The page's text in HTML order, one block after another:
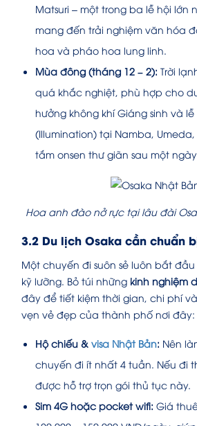
Matsuri – một trong ba lễ hội lớn
mang đến trải nghiệm văn hóa
hoa và pháo hoa lung linh.
Mùa đông (tháng 12 – 2): Trời
quá khắc nghiệt, phù hợp cho
hưởng không khí Giáng sinh và
(Illumination) tại Namba,
tắm onsen thư giãn sau một
Hoa anh đào nở rực tại lâu đài
3.2 Du lịch Osaka cần chuẩn
Một chuyến đi suôn sẻ luôn bắt
kỹ lưỡng. Bỏ túi những kinh nghiệm
đây để tiết kiệm thời gian, chi phí
vẹn vẻ đẹp của thành phố nơi đây:
Hộ chiếu & visa Nhật Bản: Nên
chuyến đi ít nhất 4 tuần. Nếu đi
được hỗ trợ trọn gói thủ tục này.
Sim 4G hoặc pocket wifi: Giá